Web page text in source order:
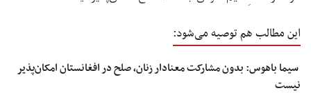
این مطالب هم توصیه می‌شود:
سیما باهوس: بدون مشارکت معنادار زنان، صلح در افغانستان امکان‌پذیر
نیست